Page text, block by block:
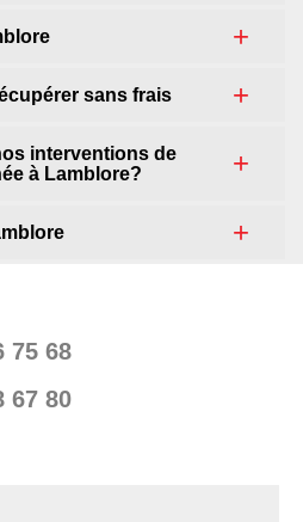
sans frais
interventions de
à Lamblore?
75 68
67 80